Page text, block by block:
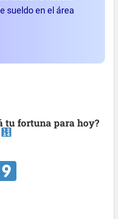
sueldo en el área
tu fortuna para hoy?